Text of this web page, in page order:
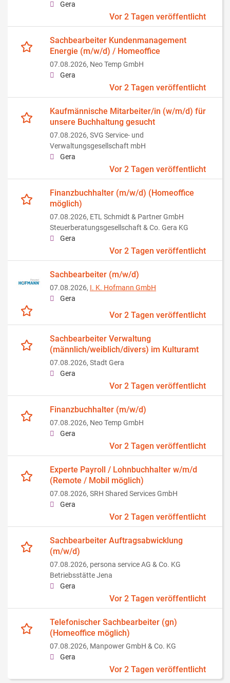
Gera
Vor 2 Tagen veröffentlicht
Sachbearbeiter Kundenmanagement
Energie (m/w/d) / Homeoffice
07.08.2026, Neo Temp GmbH
Gera
Vor 2 Tagen veröffentlicht
Kaufmännische Mitarbeiter/in (w/m/d) für
unsere Buchhaltung gesucht
07.08.2026, SVG Service- und
Verwaltungsgesellschaft mbH
Gera
Vor 2 Tagen veröffentlicht
Finanzbuchhalter (m/w/d) (Homeoffice
möglich)
07.08.2026, ETL Schmidt & Partner GmbH
Steuerberatungsgesellschaft & Co. Gera KG
Gera
Vor 2 Tagen veröffentlicht
Sachbearbeiter (m/w/d)
07.08.2026, I. K. Hofmann GmbH
Gera
Vor 2 Tagen veröffentlicht
Sachbearbeiter Verwaltung
(männlich/weiblich/divers) im Kulturamt
07.08.2026, Stadt Gera
Gera
Vor 2 Tagen veröffentlicht
Finanzbuchhalter (m/w/d)
07.08.2026, Neo Temp GmbH
Gera
Vor 2 Tagen veröffentlicht
Experte Payroll / Lohnbuchhalter w/m/d
(Remote / Mobil möglich)
07.08.2026, SRH Shared Services GmbH
Gera
Vor 2 Tagen veröffentlicht
Sachbearbeiter Auftragsabwicklung
(m/w/d)
07.08.2026, persona service AG & Co. KG
Betriebsstätte Jena
Gera
Vor 2 Tagen veröffentlicht
Telefonischer Sachbearbeiter (gn)
(Homeoffice möglich)
07.08.2026, Manpower GmbH & Co. KG
Gera
Vor 2 Tagen veröffentlicht